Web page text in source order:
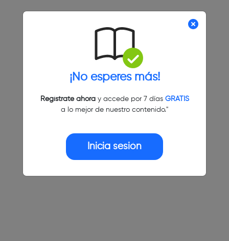
¡No esperes más!
Regístrate ahoray accede por 7 días GRATIS
a lo mejor de nuestro contenido."
Inicia sesión